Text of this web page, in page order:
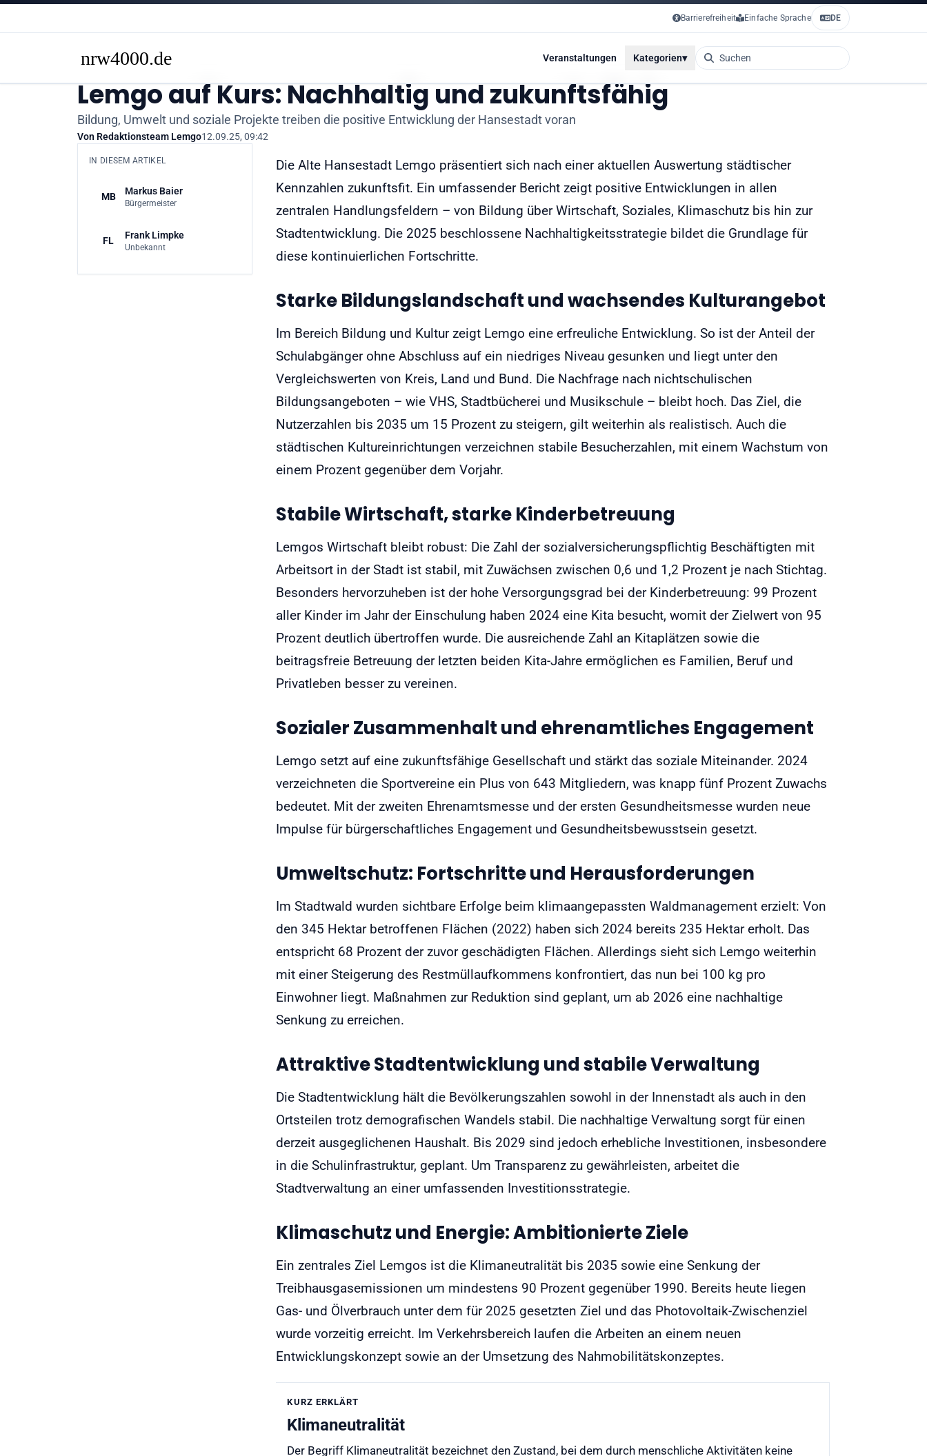
Barrierefreiheit Einfache Sprache DE
Veranstaltungen Kategorien▾
Lemgo auf Kurs: Nachhaltig und zukunftsfähig
Bildung, Umwelt und soziale Projekte treiben die positive Entwicklung der Hansestadt voran
Von Redaktionsteam Lemgo12.09.25, 09:42
IN DIESEM ARTIKEL
MB Markus Baier
Bürgermeister
FL Frank Limpke
Unbekannt
Die Alte Hansestadt Lemgo präsentiert sich nach einer aktuellen Auswertung städtischer
Kennzahlen zukunftsfit. Ein umfassender Bericht zeigt positive Entwicklungen in allen
zentralen Handlungsfeldern – von Bildung über Wirtschaft, Soziales, Klimaschutz bis hin zur
Stadtentwicklung. Die 2025 beschlossene Nachhaltigkeitsstrategie bildet die Grundlage für
diese kontinuierlichen Fortschritte.
Starke Bildungslandschaft und wachsendes Kulturangebot
Im Bereich Bildung und Kultur zeigt Lemgo eine erfreuliche Entwicklung. So ist der Anteil der
Schulabgänger ohne Abschluss auf ein niedriges Niveau gesunken und liegt unter den
Vergleichswerten von Kreis, Land und Bund. Die Nachfrage nach nichtschulischen
Bildungsangeboten – wie VHS, Stadtbücherei und Musikschule – bleibt hoch. Das Ziel, die
Nutzerzahlen bis 2035 um 15 Prozent zu steigern, gilt weiterhin als realistisch. Auch die
städtischen Kultureinrichtungen verzeichnen stabile Besucherzahlen, mit einem Wachstum von
einem Prozent gegenüber dem Vorjahr.
Stabile Wirtschaft, starke Kinderbetreuung
Lemgos Wirtschaft bleibt robust: Die Zahl der sozialversicherungspflichtig Beschäftigten mit
Arbeitsort in der Stadt ist stabil, mit Zuwächsen zwischen 0,6 und 1,2 Prozent je nach Stichtag.
Besonders hervorzuheben ist der hohe Versorgungsgrad bei der Kinderbetreuung: 99 Prozent
aller Kinder im Jahr der Einschulung haben 2024 eine Kita besucht, womit der Zielwert von 95
Prozent deutlich übertroffen wurde. Die ausreichende Zahl an Kitaplätzen sowie die
beitragsfreie Betreuung der letzten beiden Kita-Jahre ermöglichen es Familien, Beruf und
Privatleben besser zu vereinen.
Sozialer Zusammenhalt und ehrenamtliches Engagement
Lemgo setzt auf eine zukunftsfähige Gesellschaft und stärkt das soziale Miteinander. 2024
verzeichneten die Sportvereine ein Plus von 643 Mitgliedern, was knapp fünf Prozent Zuwachs
bedeutet. Mit der zweiten Ehrenamtsmesse und der ersten Gesundheitsmesse wurden neue
Impulse für bürgerschaftliches Engagement und Gesundheitsbewusstsein gesetzt.
Umweltschutz: Fortschritte und Herausforderungen
Im Stadtwald wurden sichtbare Erfolge beim klimaangepassten Waldmanagement erzielt: Von
den 345 Hektar betroffenen Flächen (2022) haben sich 2024 bereits 235 Hektar erholt. Das
entspricht 68 Prozent der zuvor geschädigten Flächen. Allerdings sieht sich Lemgo weiterhin
mit einer Steigerung des Restmüllaufkommens konfrontiert, das nun bei 100 kg pro
Einwohner liegt. Maßnahmen zur Reduktion sind geplant, um ab 2026 eine nachhaltige
Senkung zu erreichen.
Attraktive Stadtentwicklung und stabile Verwaltung
Die Stadtentwicklung hält die Bevölkerungszahlen sowohl in der Innenstadt als auch in den
Ortsteilen trotz demografischen Wandels stabil. Die nachhaltige Verwaltung sorgt für einen
derzeit ausgeglichenen Haushalt. Bis 2029 sind jedoch erhebliche Investitionen, insbesondere
in die Schulinfrastruktur, geplant. Um Transparenz zu gewährleisten, arbeitet die
Stadtverwaltung an einer umfassenden Investitionsstrategie.
Klimaschutz und Energie: Ambitionierte Ziele
Ein zentrales Ziel Lemgos ist die Klimaneutralität bis 2035 sowie eine Senkung der
Treibhausgasemissionen um mindestens 90 Prozent gegenüber 1990. Bereits heute liegen
Gas- und Ölverbrauch unter dem für 2025 gesetzten Ziel und das Photovoltaik-Zwischenziel
wurde vorzeitig erreicht. Im Verkehrsbereich laufen die Arbeiten an einem neuen
Entwicklungskonzept sowie an der Umsetzung des Nahmobilitätskonzeptes.
KURZ ERKLÄRT
Klimaneutralität
Der Begriff Klimaneutralität bezeichnet den Zustand, bei dem durch menschliche Aktivitäten keine